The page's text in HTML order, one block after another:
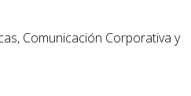
Comunicación Corporativa y